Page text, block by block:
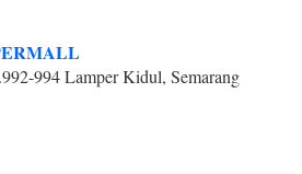
994 Lamper Kidul, Semarang